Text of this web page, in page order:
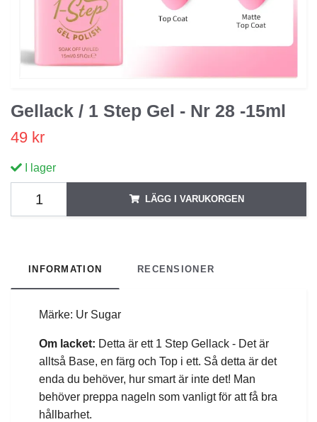
Gellack / 1 Step Gel - Nr 28 -15ml
49 kr
I lager
LÄGG I VARUKORGEN
INFORMATION RECENSIONER
Märke: Ur Sugar
Om lacket: Detta är ett 1 Step Gellack - Det är
alltså Base, en färg och Top i ett. Så detta är det
enda du behöver, hur smart är inte det! Man
behöver preppa nageln som vanligt för att få bra
hållbarhet.